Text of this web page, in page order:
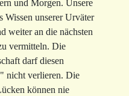
und Morgen. Unsere
Wissen unserer Urväter
weiter an die nächsten
vermitteln. Die
darf diesen
nicht verlieren. Die
können nie